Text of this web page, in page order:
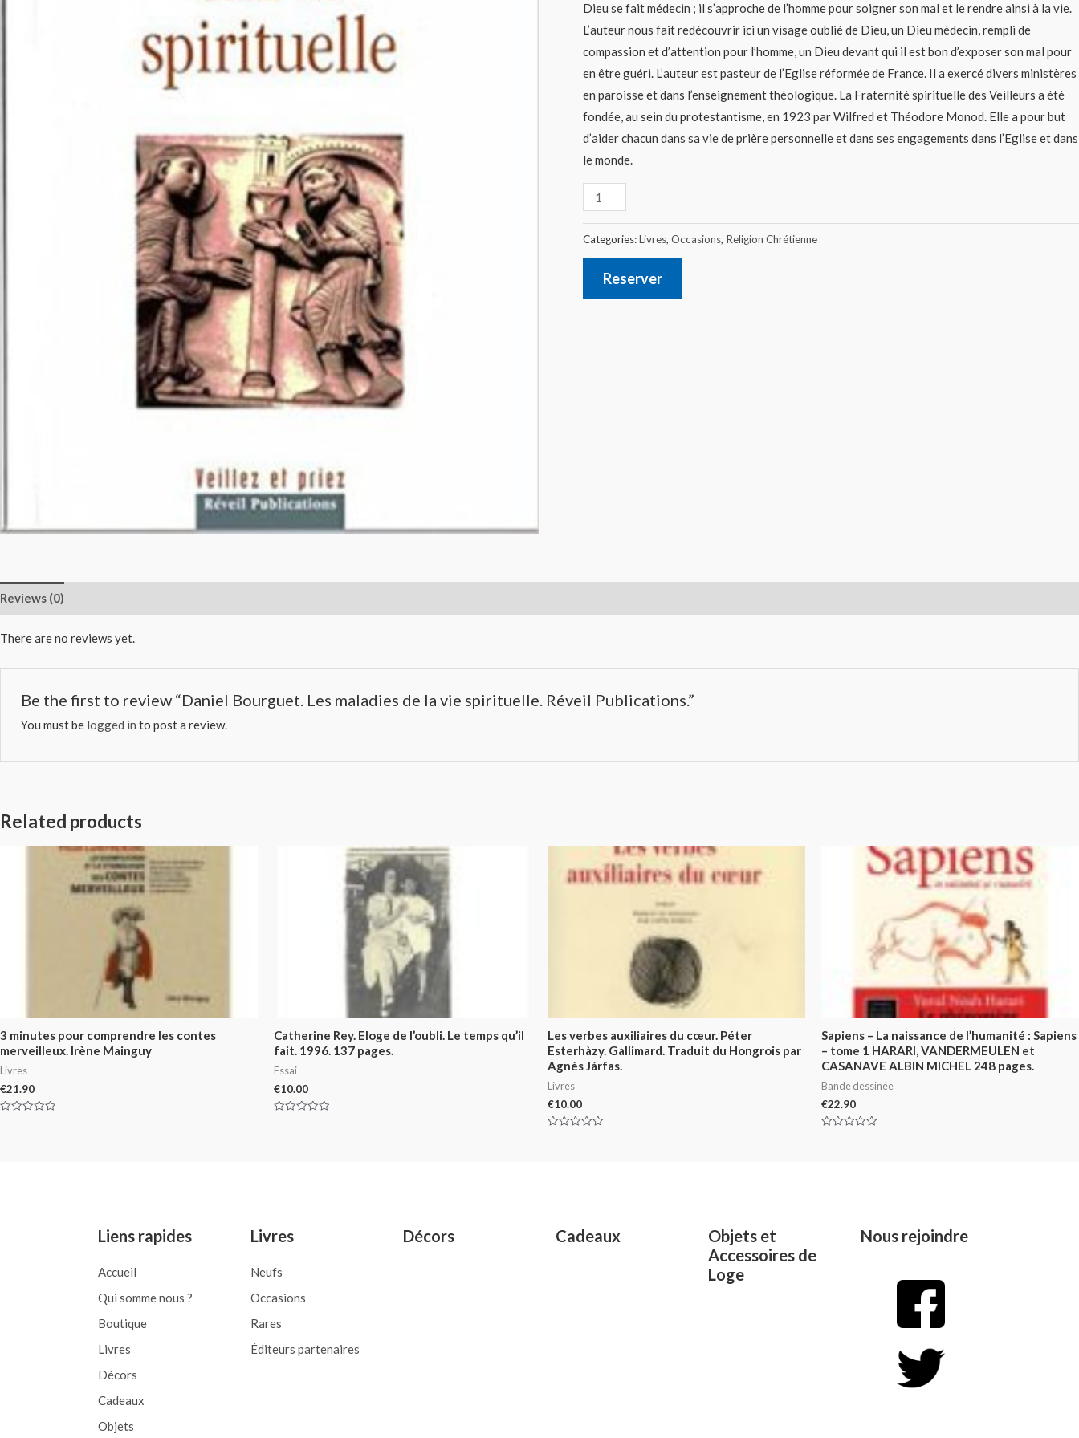
Dieu se fait médecin ; il s’approche de l’homme pour soigner son mal et le rendre ainsi à la vie.
L’auteur nous fait redécouvrir ici un visage oublié de Dieu, un Dieu médecin, rempli de
compassion et d’attention pour l’homme, un Dieu devant qui il est bon d’exposer son mal pour
en être guéri. L’auteur est pasteur de l’Eglise réformée de France. Il a exercé divers ministères
en paroisse et dans l’enseignement théologique. La Fraternité spirituelle des Veilleurs a été
fondée, au sein du protestantisme, en 1923 par Wilfred et Théodore Monod. Elle a pour but
d’aider chacun dans sa vie de prière personnelle et dans ses engagements dans l’Eglise et dans
le monde.
Categories:Livres, Occasions, Religion Chrétienne
Reserver
Reviews (0)
There are no reviews yet.
Be the first to review “Daniel Bourguet. Les maladies de la vie spirituelle. Réveil Publications.”
You must be logged in to post a review.
Related products
3 minutes pour comprendre les contes
merveilleux. Irène Mainguy
Livres
€21.90
Catherine Rey. Eloge de l’oubli. Le temps qu’il
fait. 1996. 137 pages.
Essai
€10.00
Les verbes auxiliaires du cœur. Péter
Esterhàzy. Gallimard. Traduit du Hongrois par
Agnès Járfas.
Livres
€10.00
Sapiens – La naissance de l’humanité : Sapiens
– tome 1 HARARI, VANDERMEULEN et
CASANAVE ALBIN MICHEL 248 pages.
Bande dessinée
€22.90
Liens rapides
Accueil
Qui somme nous ?
Boutique
Livres
Décors
Cadeaux
Objets
Livres
Neufs
Occasions
Rares
Éditeurs partenaires
Décors Cadeaux
Objets et
Accessoires de
Loge
Nous rejoindre